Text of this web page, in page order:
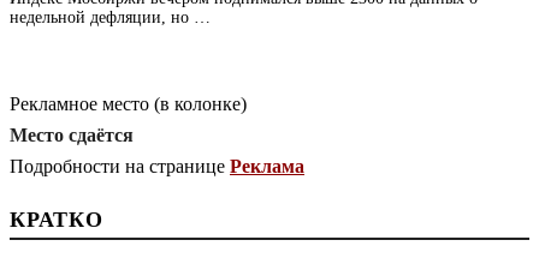
недельной дефляции, но …
Рекламное место (в колонке)
Место сдаётся
Подробности на странице Реклама
КРАТКО